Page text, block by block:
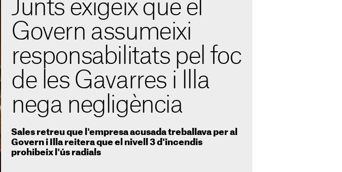
Junts exigeix que el
Govern assumeixi
responsabilitats pel foc
de les Gavarres i Illa
nega negligència
Sales retreu que l'empresa acusada treballava per al
Govern i Illa reitera que el nivell 3 d'incendis
prohibeix l'ús radials